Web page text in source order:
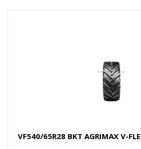
VF540/65R28 BKT AGRIMAX V-